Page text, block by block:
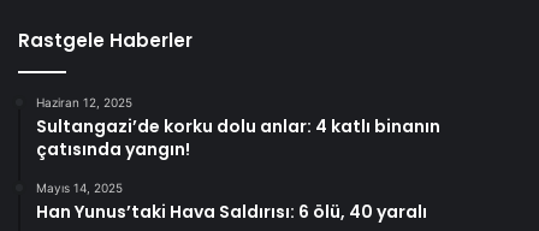
Rastgele Haberler
Haziran 12, 2025
Sultangazi’de korku dolu anlar: 4 katlı binanın
çatısında yangın!
Mayıs 14, 2025
Han Yunus’taki Hava Saldırısı: 6 ölü, 40 yaralı